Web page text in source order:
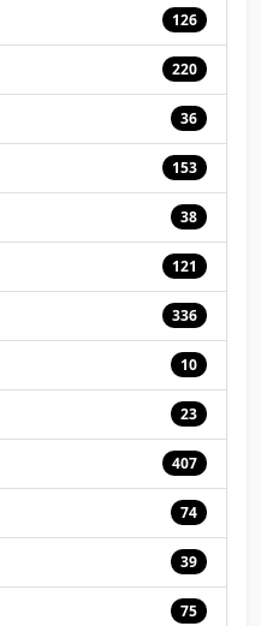
126
220
36
153
38
121
336
10
23
407
74
39
75